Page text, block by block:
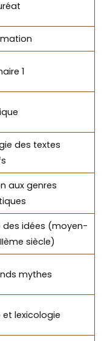
1
des textes
aux genres
des idées (moyen-
siècle)
mythes
et lexicologie